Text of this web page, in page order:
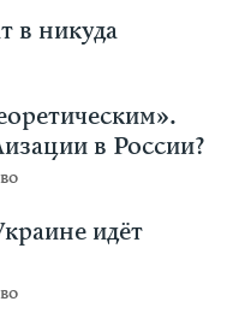
в никуда
в России?
идёт